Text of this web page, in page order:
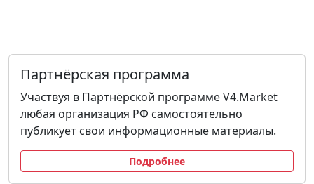
Партнёрская программа
Участвуя в Партнёрской программе V4.Market
любая организация РФ самостоятельно
публикует свои информационные материалы.
Подробнее